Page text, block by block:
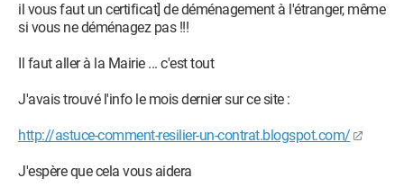
il vous faut un certificat] de déménagement à l'étranger, même
si vous ne déménagez pas !!!
Il faut aller à la Mairie ... c'est tout
J'avais trouvé l'info le mois dernier sur ce site :
http://astuce-comment-resilier-un-contrat.blogspot.com/
J'espère que cela vous aidera